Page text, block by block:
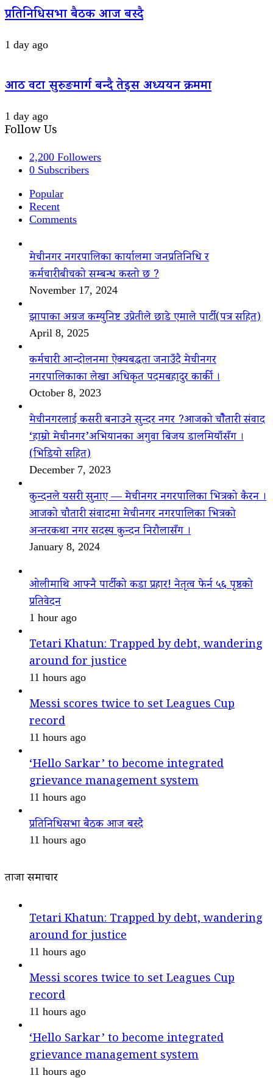
प्रतिनिधिसभा बैठक आज बस्दै
1 day ago
आठ वटा सुरुङमार्ग बन्दै तेइस अध्ययन क्रममा
1 day ago
Follow Us
2,200 Followers
0 Subscribers
Popular
Recent
Comments
मेचीनगर नगरपालिका कार्यालमा जनप्रतिनिधि र
कर्मचारीबीचको सम्बन्ध कस्तो छ ?
November 17, 2024
झापाका अग्रज कम्युनिष्ट उप्रेतीले छाडे एमाले पार्टी(पत्र सहित)
April 8, 2025
कर्मचारी आन्दोलनमा ऐक्यबद्धता जनाउँदै मेचीनगर
नगरपालिकाका लेखा अधिकृत पदमबहादुर कार्की ।
October 8, 2023
मेचीनगरलाई कसरी बनाउने सुन्दर नगर ?आजको चौैतारी संवाद
‘हाम्रो मेचीनगर’अभियानका अगुवा बिजय डालमियाँसँग ।
(भिडियो सहित)
December 7, 2023
कुन्दनले यसरी सुनाए — मेचीनगर नगरपालिका भित्रको कैरन ।
आजको चौतारी संवादमा मेचीनगर नगरपालिका भित्रको
अन्तरकथा नगर सदस्य कुन्दन निरौलासँग ।
January 8, 2024
ओलीमाथि आफ्नै पार्टीको कडा प्रहार! नेतृत्व फेर्न ५६ पृष्ठको
प्रतिवेदन
1 hour ago
Tetari Khatun: Trapped by debt, wandering
around for justice
11 hours ago
Messi scores twice to set Leagues Cup
record
11 hours ago
‘Hello Sarkar’ to become integrated
grievance management system
11 hours ago
प्रतिनिधिसभा बैठक आज बस्दै
11 hours ago
ताजा समाचार
Tetari Khatun: Trapped by debt, wandering
around for justice
11 hours ago
Messi scores twice to set Leagues Cup
record
11 hours ago
‘Hello Sarkar’ to become integrated
grievance management system
11 hours ago